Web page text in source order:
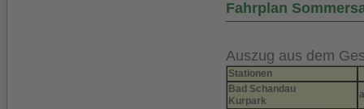
Fahrplan
Auszug aus dem
Stationen
Bad Schandau
Kurpark